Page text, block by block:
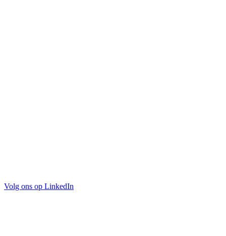
Volg ons op LinkedIn